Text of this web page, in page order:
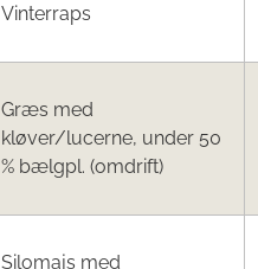
Vinterraps
Græs med
kløver/lucerne, under 50
% bælgpl. (omdrift)
Silomajs med